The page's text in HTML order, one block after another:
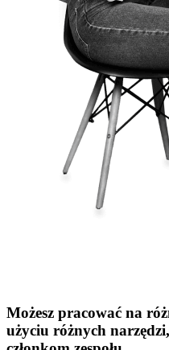
Możesz pracować na
użyciu różnych